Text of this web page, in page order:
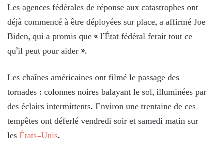
Les agences fédérales de réponse aux catastrophes ont
déjà commencé à être déployées sur place, a affirmé Joe
Biden, qui a promis que « l’État fédéral ferait tout ce
qu’il peut pour aider ».
Les chaînes américaines ont filmé le passage des
tornades : colonnes noires balayant le sol, illuminées par
des éclairs intermittents. Environ une trentaine de ces
tempêtes ont déferlé vendredi soir et samedi matin sur
lesÉtats-Unis.